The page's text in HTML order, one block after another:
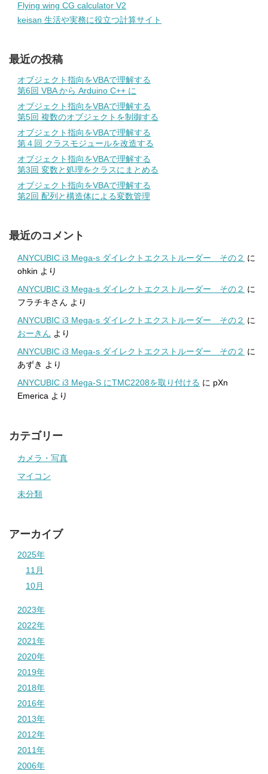
Flying wing CG calculator V2
keisan 生活や実務に役立つ計算サイト
最近の投稿
オブジェクト指向をVBAで理解する
第6回 VBA から Arduino C++ に
オブジェクト指向をVBAで理解する
第5回 複数のオブジェクトを制御する
オブジェクト指向をVBAで理解する
第４回 クラスモジュールを改造する
オブジェクト指向をVBAで理解する
第3回 変数と処理をクラスにまとめる
オブジェクト指向をVBAで理解する
第2回 配列と構造体による変数管理
最近のコメント
ANYCUBIC i3 Mega-s ダイレクトエクストルーダー その２ に
ohkin より
ANYCUBIC i3 Mega-s ダイレクトエクストルーダー その２ に
フラチキさん より
ANYCUBIC i3 Mega-s ダイレクトエクストルーダー その２ に
おーきん より
ANYCUBIC i3 Mega-s ダイレクトエクストルーダー その２ に
あずき より
ANYCUBIC i3 Mega-S にTMC2208を取り付ける に pXn
Emerica より
カテゴリー
カメラ・写真
マイコン
未分類
アーカイブ
2025年
11月
10月
2023年
2022年
2021年
2020年
2019年
2018年
2016年
2013年
2012年
2011年
2006年